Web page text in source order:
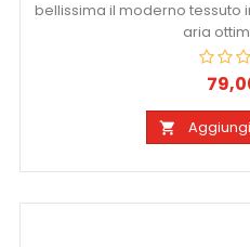
bellissima il moderno tessuto
aria
